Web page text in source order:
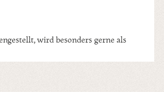
wird besonders gerne als